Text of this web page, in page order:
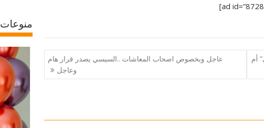
أم
عاجل وبخصوص اصحاب المعاشات ..السيسي يصدر قرار هام
وعاجل
منوعات